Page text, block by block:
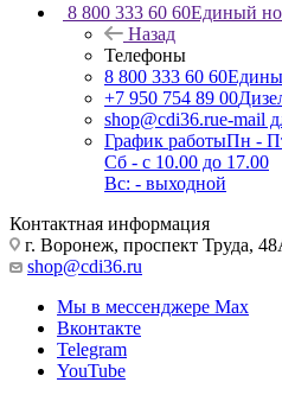
8 800 333 60 60Единый
Назад
Телефоны
8 800 333 60 60
+7 950 754 89 00
shop@cdi36.rue-mail
График работыПн -
Сб - с 10.00 до 17.00
Вс: - выходной
Контактная информация
г. Воронеж, проспект Труда,
shop@cdi36.ru
Мы в мессенджере Max
Вконтакте
Telegram
YouTube